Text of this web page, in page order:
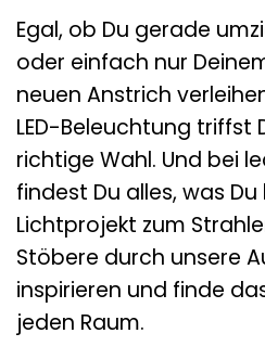
Egal, ob Du gerade
oder einfach nur
neuen Anstrich
LED-Beleuchtung triffst
richtige Wahl. Und bei
findest Du alles, was
Lichtprojekt zum
Stöbere durch unsere
inspirieren und finde
jeden Raum.